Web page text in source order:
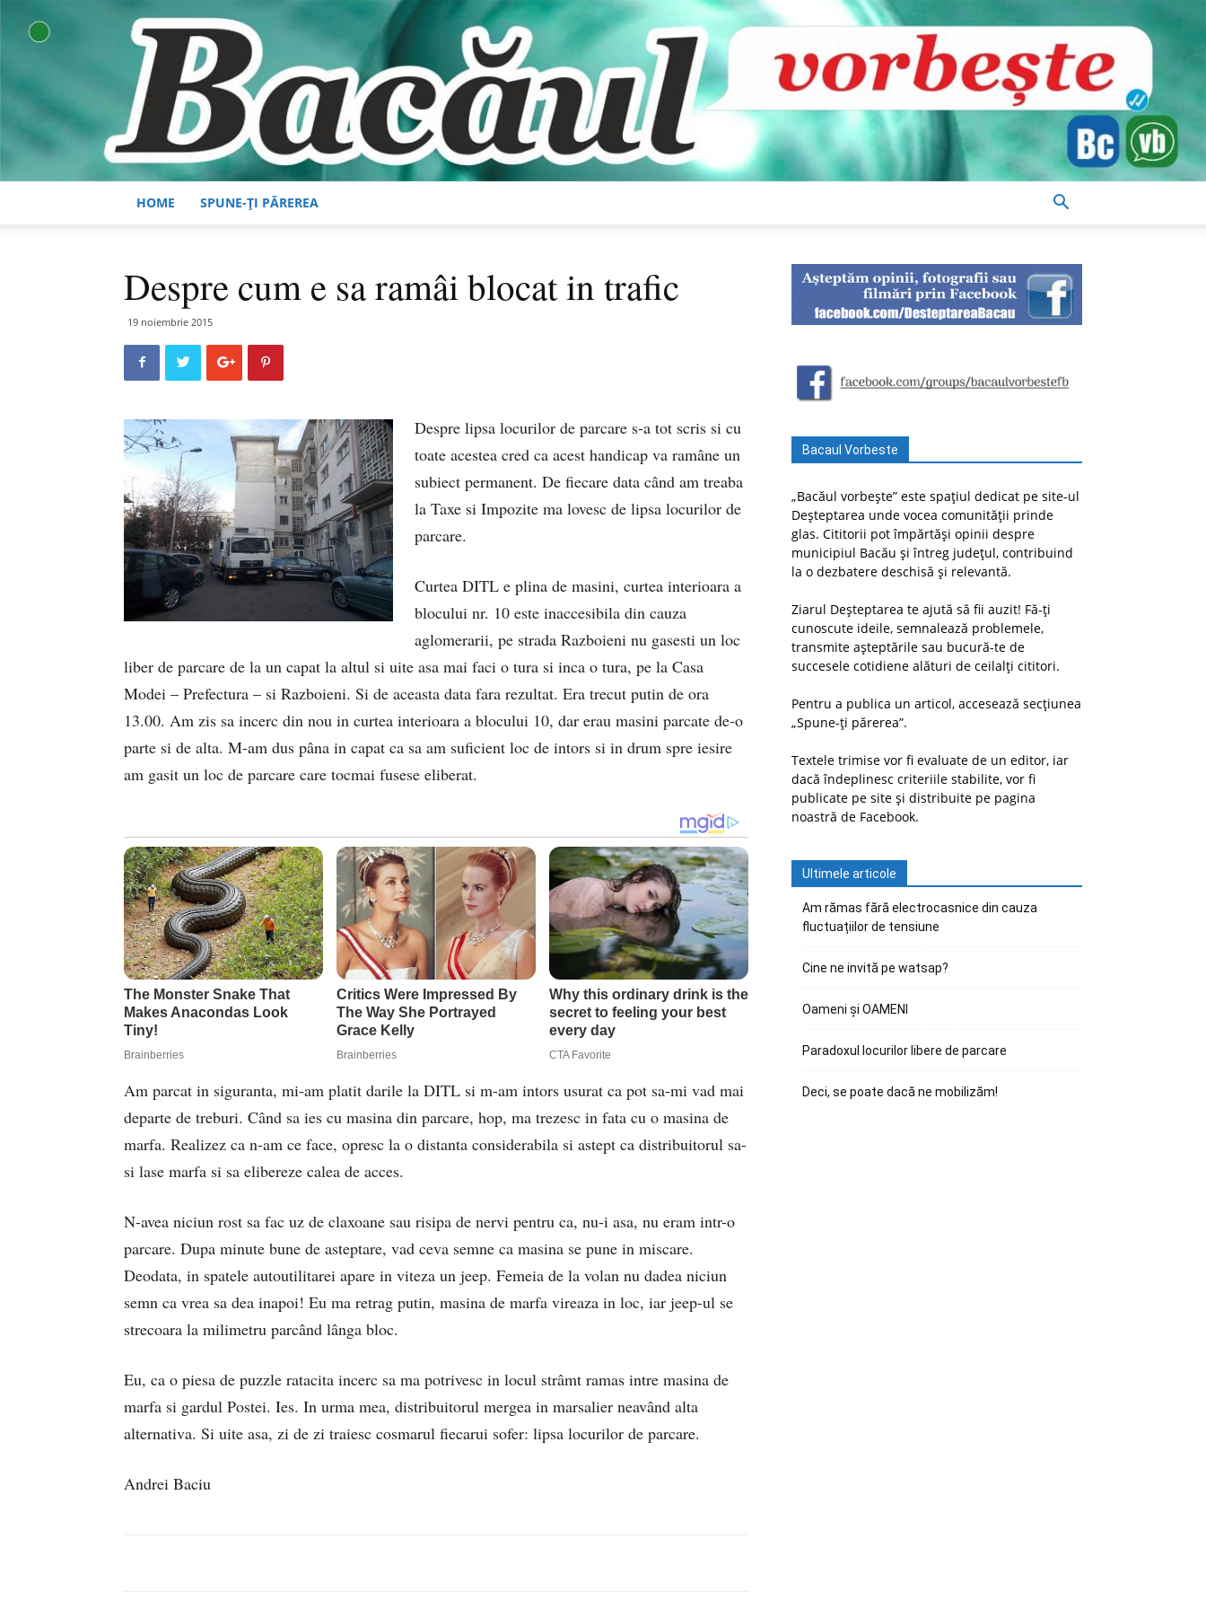
HOME SPUNE-ȚI PĂREREA
Despre cum e sa ramâi blocat in trafic
19 noiembrie 2015
Despre lipsa locurilor de parcare s-a tot scris si cu
toate acestea cred ca acest handicap va ramâne un
subiect permanent. De fiecare data când am treaba
la Taxe si Impozite ma lovesc de lipsa locurilor de
parcare.
Curtea DITL e plina de masini, curtea interioara a
blocului nr. 10 este inaccesibila din cauza
aglomerarii, pe strada Razboieni nu gasesti un loc
liber de parcare de la un capat la altul si uite asa mai faci o tura si inca o tura, pe la Casa
Modei – Prefectura – si Razboieni. Si de aceasta data fara rezultat. Era trecut putin de ora
13.00. Am zis sa incerc din nou in curtea interioara a blocului 10, dar erau masini parcate de-o
parte si de alta. M-am dus pâna in capat ca sa am suficient loc de intors si in drum spre iesire
am gasit un loc de parcare care tocmai fusese eliberat.
Am parcat in siguranta, mi-am platit darile la DITL si m-am intors usurat ca pot sa-mi vad mai
departe de treburi. Când sa ies cu masina din parcare, hop, ma trezesc in fata cu o masina de
marfa. Realizez ca n-am ce face, opresc la o distanta considerabila si astept ca distribuitorul sa-
si lase marfa si sa elibereze calea de acces.
N-avea niciun rost sa fac uz de claxoane sau risipa de nervi pentru ca, nu-i asa, nu eram intr-o
parcare. Dupa minute bune de asteptare, vad ceva semne ca masina se pune in miscare.
Deodata, in spatele autoutilitarei apare in viteza un jeep. Femeia de la volan nu dadea niciun
semn ca vrea sa dea inapoi! Eu ma retrag putin, masina de marfa vireaza in loc, iar jeep-ul se
strecoara la milimetru parcând lânga bloc.
Eu, ca o piesa de puzzle ratacita incerc sa ma potrivesc in locul strâmt ramas intre masina de
marfa si gardul Postei. Ies. In urma mea, distribuitorul mergea in marsalier neavând alta
alternativa. Si uite asa, zi de zi traiesc cosmarul fiecarui sofer: lipsa locurilor de parcare.
Andrei Baciu
Bacaul Vorbeste
„Bacăul vorbește” este spațiul dedicat pe site-ul
Deșteptarea unde vocea comunității prinde
glas. Cititorii pot împărtăși opinii despre
municipiul Bacău și întreg județul, contribuind
la o dezbatere deschisă și relevantă.
Ziarul Deșteptarea te ajută să fii auzit! Fă-ți
cunoscute ideile, semnalează problemele,
transmite așteptările sau bucură-te de
succesele cotidiene alături de ceilalți cititori.
Pentru a publica un articol, accesează secțiunea
„Spune-ți părerea”.
Textele trimise vor fi evaluate de un editor, iar
dacă îndeplinesc criteriile stabilite, vor fi
publicate pe site și distribuite pe pagina
noastră de Facebook.
Ultimele articole
Am rămas fără electrocasnice din cauza
fluctuațiilor de tensiune
Cine ne invită pe watsap?
Oameni și OAMENI
Paradoxul locurilor libere de parcare
Deci, se poate dacă ne mobilizăm!